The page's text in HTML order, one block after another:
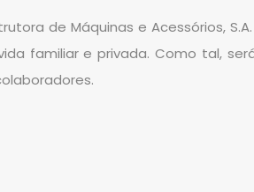
de Máquinas e Acessórios,
familiar e privada. Como tal,